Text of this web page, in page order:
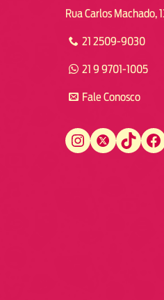
Rua Carlos Machado,
21 2509-9030
21 9 9701-1005
Fale Conosco
Instagram Twitter TikTok Facebook